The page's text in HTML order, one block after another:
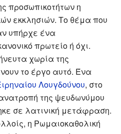
προσωπικοτήτων η
εκκλησιών. Το θέμα που
υπήρχε ένα
πρωτείο ή όχι.
χωρία της
το έργο αυτό. Ένα
Λουγδούνου, στο
της ψευδωνύμου
σε λατινική μετάφραση.
η Ρωμαιοκαθολική